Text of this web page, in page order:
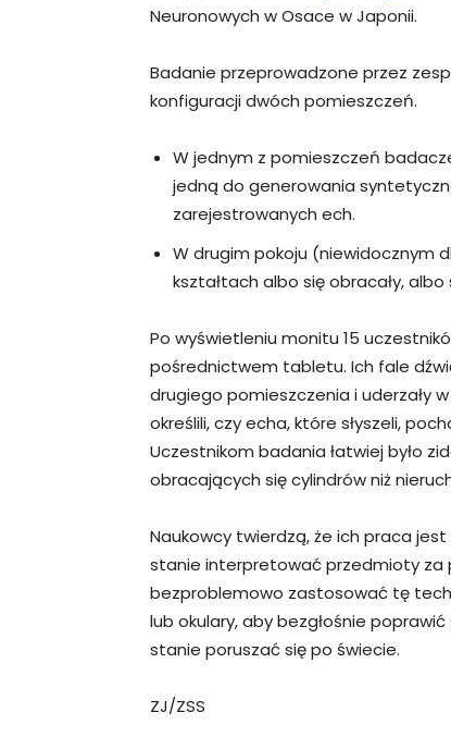
Neuronowych w Osace w Japonii.
Badanie przeprowadzone przez
konfiguracji dwóch pomieszczeń.
W jednym z pomieszczeń
jedną do generowania
zarejestrowanych ech.
W drugim pokoju (niewidocznym
kształtach albo się obracały, albo
Po wyświetleniu monitu 15
pośrednictwem tabletu. Ich fale
drugiego pomieszczenia i uderzały
określili, czy echa, które słyszeli,
Uczestnikom badania łatwiej było
obracających się cylindrów niż
Naukowcy twierdzą, że ich praca
stanie interpretować przedmioty za
bezproblemowo zastosować tę
lub okulary, aby bezgłośnie
stanie poruszać się po świecie.
ZJ/ZSS